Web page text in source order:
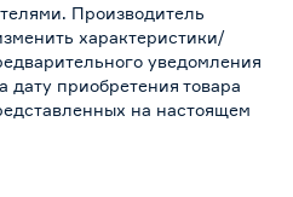
Производитель
характеристики/
уведомления
дату приобретения товара
на настоящем